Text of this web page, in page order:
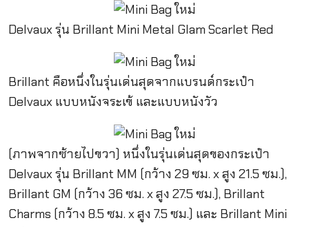
Delvaux รุ่น Brillant Mini Metal Glam Scarlet Red
Brillant คือหนึ่งในรุ่นเด่นสุดจากแบรนด์กระเป๋า
Delvaux แบบหนังจระเข้ และแบบหนังวัว
(ภาพจากซ้ายไปขวา) หนึ่งในรุ่นเด่นสุดของกระเป๋า
Delvaux รุ่น Brillant MM (กว้าง 29 ซม. x สูง 21.5 ซม.),
Brillant GM (กว้าง 36 ซม. x สูง 27.5 ซม.), Brillant
Charms (กว้าง 8.5 ซม. x สูง 7.5 ซม.) และ Brillant Mini